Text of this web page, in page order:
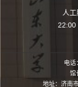
至周日8:00-
园校区图书馆
人
22:00
电
馆
地址：济南